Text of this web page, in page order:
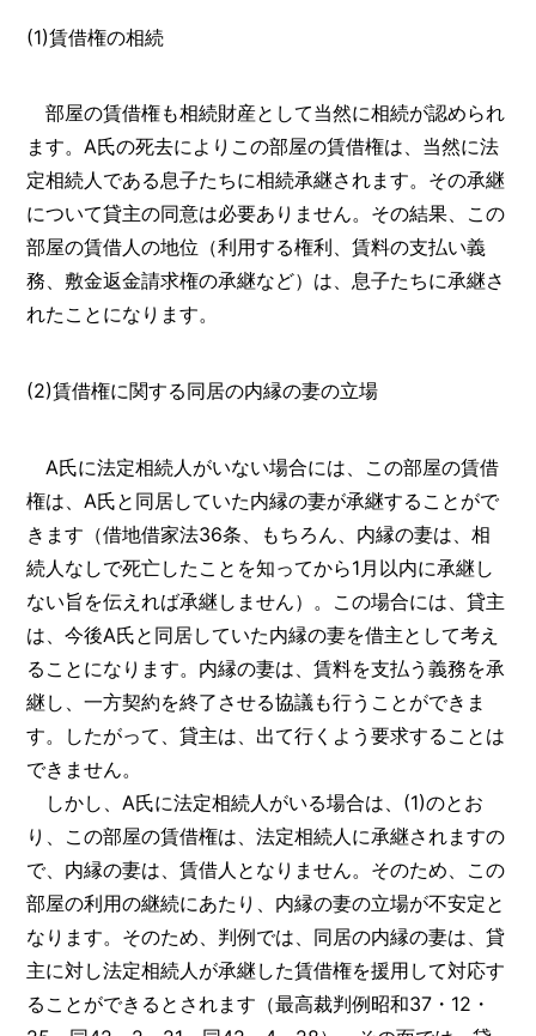
(1)賃借権の相続
部屋の賃借権も相続財産として当然に相続が認められ
ます。A氏の死去によりこの部屋の賃借権は、当然に法
定相続人である息子たちに相続承継されます。その承継
について貸主の同意は必要ありません。その結果、この
部屋の賃借人の地位（利用する権利、賃料の支払い義
務、敷金返金請求権の承継など）は、息子たちに承継さ
れたことになります。
(2)賃借権に関する同居の内縁の妻の立場
A氏に法定相続人がいない場合には、この部屋の賃借
権は、A氏と同居していた内縁の妻が承継することがで
きます（借地借家法36条、もちろん、内縁の妻は、相
続人なしで死亡したことを知ってから1月以内に承継し
ない旨を伝えれば承継しません）。この場合には、貸主
は、今後A氏と同居していた内縁の妻を借主として考え
ることになります。内縁の妻は、賃料を支払う義務を承
継し、一方契約を終了させる協議も行うことができま
す。したがって、貸主は、出て行くよう要求することは
できません。
しかし、A氏に法定相続人がいる場合は、(1)のとお
り、この部屋の賃借権は、法定相続人に承継されますの
で、内縁の妻は、賃借人となりません。そのため、この
部屋の利用の継続にあたり、内縁の妻の立場が不安定と
なります。そのため、判例では、同居の内縁の妻は、貸
主に対し法定相続人が承継した賃借権を援用して対応す
ることができるとされます（最高裁判例昭和37・12・